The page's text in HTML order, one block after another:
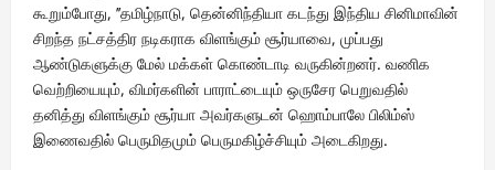
கூறும்போது, ’’தமிழ்நாடு, தென்னிந்தியா கடந்து இந்திய சினிமாவின்
சிறந்த நட்சத்திர நடிகராக விளங்கும் சூர்யாவை, முப்பது
ஆண்டுகளுக்கு மேல் மக்கள் கொண்டாடி வருகின்றனர். வணிக
வெற்றியையும், விமர்களின் பாராட்டையும் ஒருசேர பெறுவதில்
தனித்து விளங்கும் சூர்யா அவர்களுடன் ஹொம்பாலே பிலிம்ஸ்
இணைவதில் பெருமிதமும் பெருமகிழ்ச்சியும் அடைகிறது.